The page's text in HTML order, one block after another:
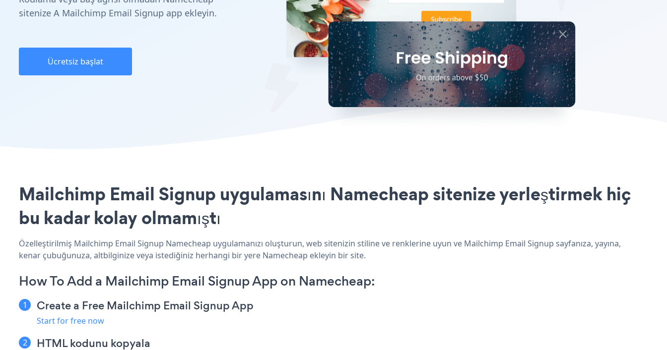
sitenize A Mailchimp Email Signup app ekleyin.
Ücretsiz başlat
Mailchimp Email Signup uygulamasını Namecheap sitenize yerleştirmek hiç
bu kadar kolay olmamıştı
Özelleştirilmiş Mailchimp Email Signup Namecheap uygulamanızı oluşturun, web sitenizin stiline ve renklerine uyun ve Mailchimp Email Signup sayfanıza, yayına,
kenar çubuğunuza, altbilginize veya istediğiniz herhangi bir yere Namecheap ekleyin bir site.
How To Add a Mailchimp Email Signup App on Namecheap:
Create a Free Mailchimp Email Signup App
Start for free now
HTML kodunu kopyala